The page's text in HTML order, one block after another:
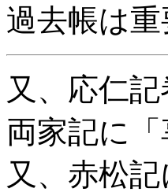
過去帳は
又、応仁
両家記に
又、赤松